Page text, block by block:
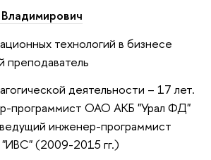
технологий в бизнесе
деятельности – 17 лет.
программист ОАО АКБ "Урал ФД"
инженер-программист
"ИВС" (2009-2015 гг.)